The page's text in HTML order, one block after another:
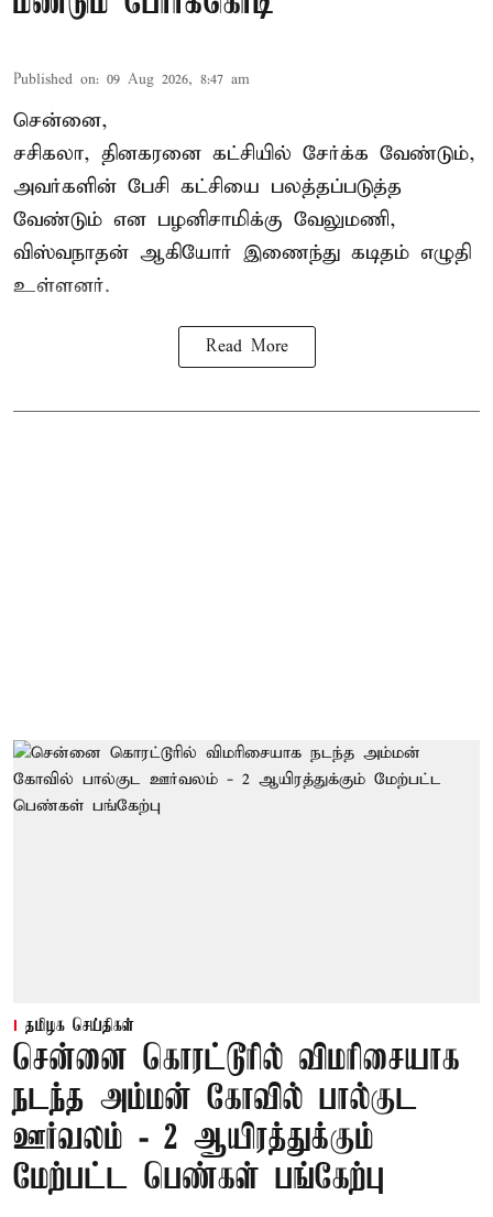
Published on: 09 Aug 2026, 8:47 am
சென்னை,
சசிகலா, தினகரனை கட்சியில் சேர்க்க வேண்டும்,
அவர்களின் பேசி கட்சியை பலத்தப்படுத்த
வேண்டும் என பழனிசாமிக்கு வேலுமணி,
விஸ்வநாதன் ஆகியோர் இணைந்து கடிதம் எழுதி
உள்ளனர்.
Read More
தமிழக செய்திகள்
சென்னை கொரட்டூரில் விமரிசையாக
நடந்த அம்மன் கோவில் பால்குட
ஊர்வலம் - 2 ஆயிரத்துக்கும்
மேற்பட்ட பெண்கள் பங்கேற்பு